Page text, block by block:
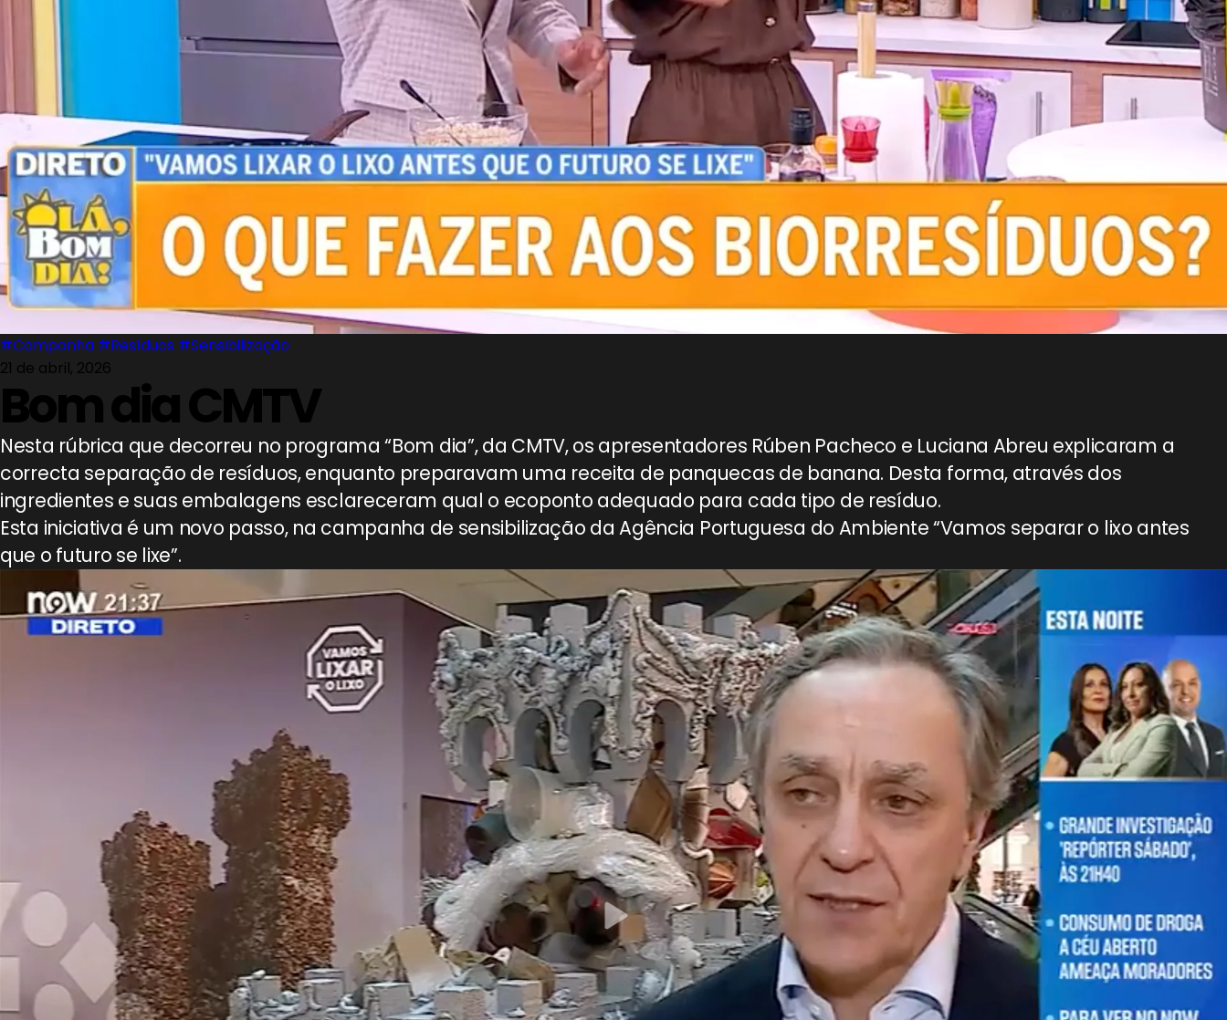
#Campanha #Resíduos #Sensibilização
21 de abril, 2026
Bom dia CMTV
Nesta rúbrica que decorreu no programa “Bom dia”, da CMTV, os apresentadores Rúben Pacheco e Luciana Abreu explicaram a
correcta separação de resíduos, enquanto preparavam uma receita de panquecas de banana. Desta forma, através dos
ingredientes e suas embalagens esclareceram qual o ecoponto adequado para cada tipo de resíduo.
Esta iniciativa é um novo passo, na campanha de sensibilização da Agência Portuguesa do Ambiente “Vamos separar o lixo antes
que o futuro se lixe”.